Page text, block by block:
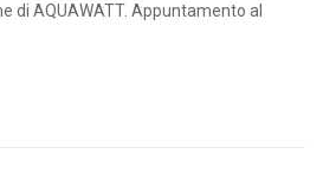
di AQUAWATT. Appuntamento al